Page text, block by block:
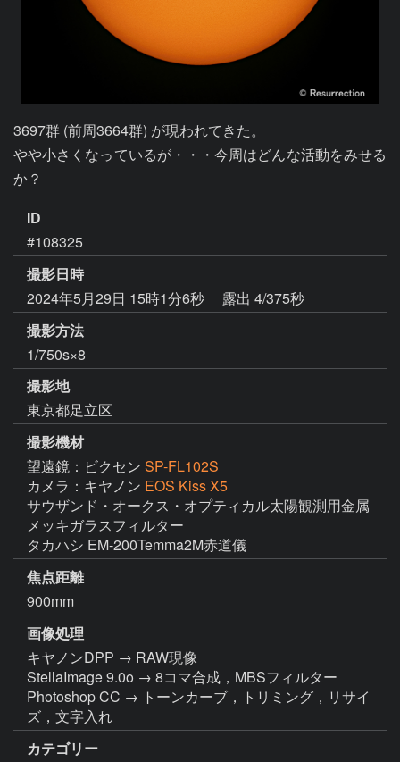
3697群 (前周3664群) が現われてきた。
やや小さくなっているが・・・今周はどんな活動をみせる
か？
ID
#108325
撮影日時
2024年5月29日 15時1分6秒
露出 4/375秒
撮影方法
1/750s×8
撮影地
東京都足立区
撮影機材
望遠鏡：ビクセン SP-FL102S
カメラ：キヤノン EOS Kiss X5
サウザンド・オークス・オプティカル太陽観測用金属
メッキガラスフィルター
タカハシ EM-200Temma2M赤道儀
焦点距離
900mm
画像処理
キヤノンDPP → RAW現像
StellaImage 9.0o → 8コマ合成，MBSフィルター
Photoshop CC → トーンカーブ，トリミング，リサイ
ズ，文字入れ
カテゴリー